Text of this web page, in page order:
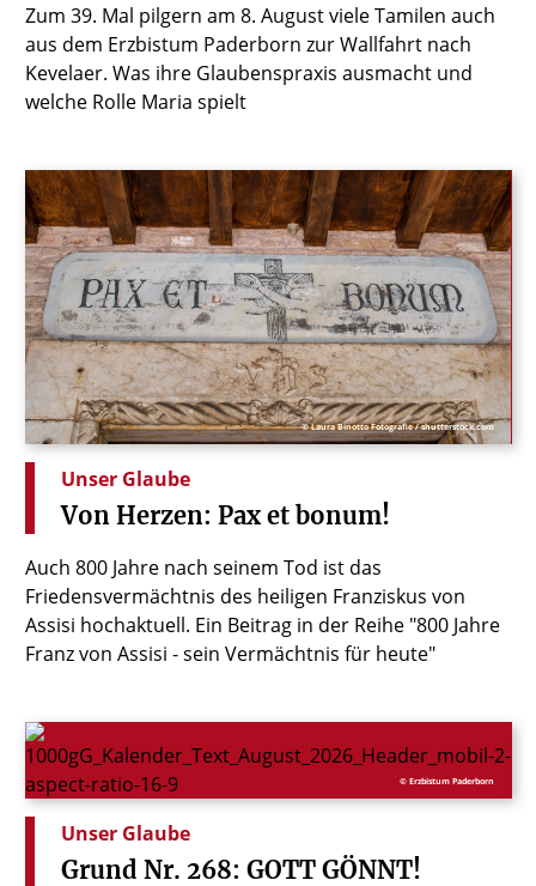
Zum 39. Mal pilgern am 8. August viele Tamilen auch
aus dem Erzbistum Paderborn zur Wallfahrt nach
Kevelaer. Was ihre Glaubenspraxis ausmacht und
welche Rolle Maria spielt
© Laura Binotto Fotografie / shutterstock.com
Unser Glaube
Von Herzen: Pax et bonum!
Auch 800 Jahre nach seinem Tod ist das
Friedensvermächtnis des heiligen Franziskus von
Assisi hochaktuell. Ein Beitrag in der Reihe "800 Jahre
Franz von Assisi - sein Vermächtnis für heute"
© Erzbistum Paderborn
Unser Glaube
Grund Nr. 268: GOTT GÖNNT!